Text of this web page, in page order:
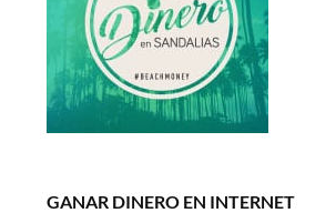
GANAR DINERO EN INTERNET